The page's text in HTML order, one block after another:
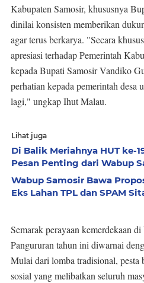
Kabupaten Samosir, khususnya
dinilai konsisten memberikan
agar terus berkarya. "Secara
apresiasi terhadap Pemerintah
kepada Bupati Samosir Vandiko
perhatian kepada pemerintah
lagi," ungkap Ihut Malau.
Lihat juga
Di Balik Meriahnya HUT ke-
Pesan Penting dari Wabup
Wabup Samosir Bawa
Eks Lahan TPL dan SPAM
Semarak perayaan kemerdekaan
Pangururan tahun ini diwarnai
Mulai dari lomba tradisional, pesta
sosial yang melibatkan seluruh